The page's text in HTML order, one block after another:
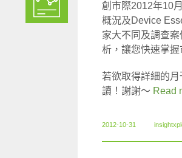
創市際2012年10
概況及Device
家大不同及調查
析，讓您快速掌握
若欲取得詳細的
讀！謝謝～ Read
2012-10-31